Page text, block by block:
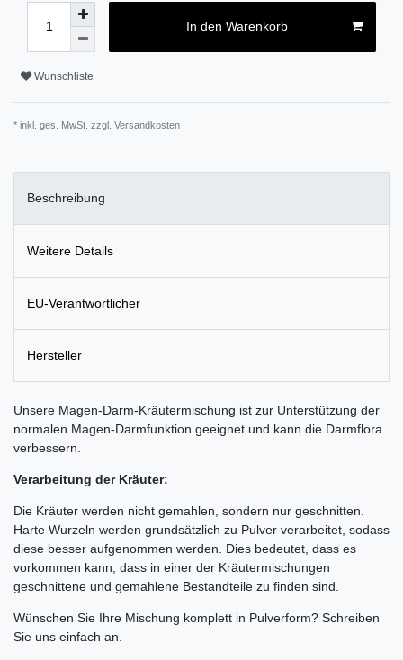
In den Warenkorb
Wunschliste
* inkl. ges. MwSt. zzgl. Versandkosten
Beschreibung
Weitere Details
EU-Verantwortlicher
Hersteller
Unsere Magen-Darm-Kräutermischung ist zur Unterstützung der
normalen Magen-Darmfunktion geeignet und kann die Darmflora
verbessern.
Verarbeitung der Kräuter:
Die Kräuter werden nicht gemahlen, sondern nur geschnitten.
Harte Wurzeln werden grundsätzlich zu Pulver verarbeitet, sodass
diese besser aufgenommen werden. Dies bedeutet, dass es
vorkommen kann, dass in einer der Kräutermischungen
geschnittene und gemahlene Bestandteile zu finden sind.
Wünschen Sie Ihre Mischung komplett in Pulverform? Schreiben
Sie uns einfach an.